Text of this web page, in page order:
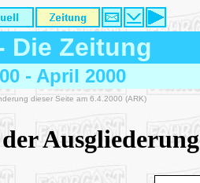
Die Zeitung
- April 2000
dieser Seite am 6.4.2000 (ARK)
Ausgliederung